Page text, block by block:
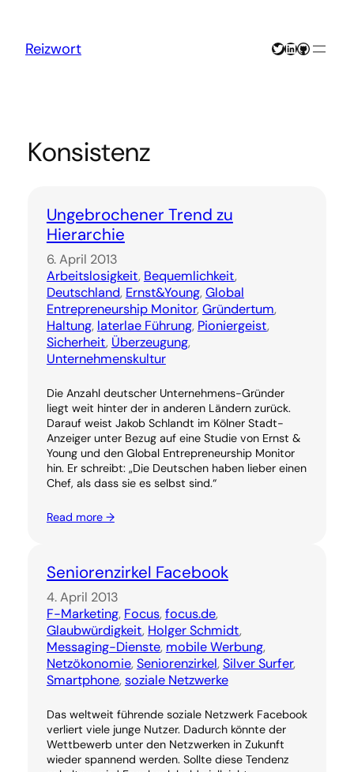
springen
Reizwort Twitter
LinkedIn
GitHub
Konsistenz
Ungebrochener Trend zu
Hierarchie
6. April 2013
Arbeitslosigkeit, Bequemlichkeit,
Deutschland, Ernst&Young, Global
Entrepreneurship Monitor, Gründertum,
Haltung, laterlae Führung, Pioniergeist,
Sicherheit, Überzeugung,
Unternehmenskultur
Die Anzahl deutscher Unternehmens-Gründer
liegt weit hinter der in anderen Ländern zurück.
Darauf weist Jakob Schlandt im Kölner Stadt-
Anzeiger unter Bezug auf eine Studie von Ernst &
Young und den Global Entrepreneurship Monitor
hin. Er schreibt: „Die Deutschen haben lieber einen
Chef, als dass sie es selbst sind.“
Read more →
Seniorenzirkel Facebook
4. April 2013
F-Marketing, Focus, focus.de,
Glaubwürdigkeit, Holger Schmidt,
Messaging-Dienste, mobile Werbung,
Netzökonomie, Seniorenzirkel, Silver Surfer,
Smartphone, soziale Netzwerke
Das weltweit führende soziale Netzwerk Facebook
verliert viele junge Nutzer. Dadurch könnte der
Wettbewerb unter den Netzwerken in Zukunft
wieder spannend werden. Sollte diese Tendenz